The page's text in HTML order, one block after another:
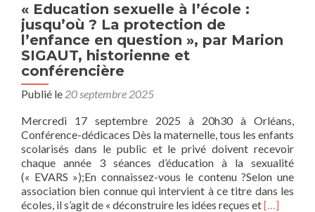
« Education sexuelle à l’école :
jusqu’où ? La protection de
l’enfance en question », par Marion
SIGAUT, historienne et
conférencière
Publié le 20 septembre 2025
Mercredi 17 septembre 2025 à 20h30 à Orléans,
Conférence-dédicaces Dès la maternelle, tous les enfants
scolarisés dans le public et le privé doivent recevoir
chaque année 3 séances d’éducation à la sexualité
(« EVARS »);En connaissez-vous le contenu ?Selon une
association bien connue qui intervient à ce titre dans les
écoles, il s’agit de « déconstruire les idées reçues etEn
[…]